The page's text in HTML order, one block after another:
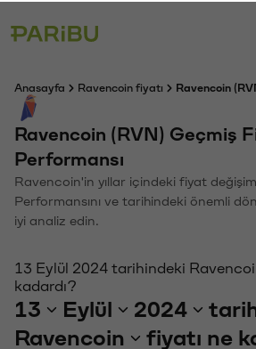
Anasayfa Ravencoin fiyatı Ravencoin
Ravencoin (RVN) Geçmiş
Performansı
Ravencoin'in yıllar içindeki fiyat
Performansını ve tarihindeki önemli
iyi analiz edin.
13 Eylül 2024 tarihindeki
kadardı?
13 Eylül 2024
Ravencoin
fiyatı ne